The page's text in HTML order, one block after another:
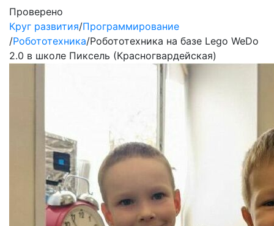
Проверено
Круг развития/Программирование
/Робототехника/Робототехника на базе Lego WeDo
2.0 в школе Пиксель (Красногвардейская)